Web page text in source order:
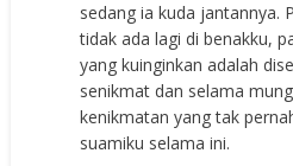
sedang ia kuda jantannya.
tidak ada lagi di benakku,
yang kuinginkan adalah
senikmat dan selama
kenikmatan yang tak
suamiku selama ini.